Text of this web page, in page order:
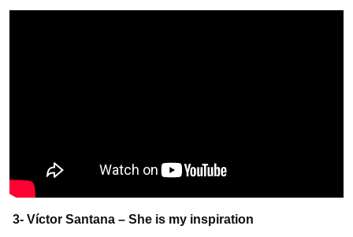
3- Víctor Santana – She is my inspiration